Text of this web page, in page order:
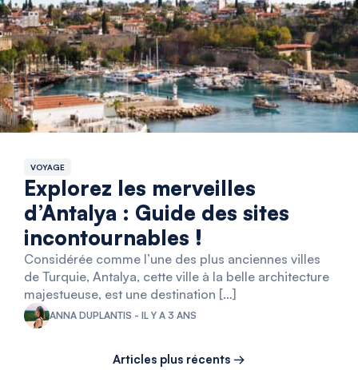
VOYAGE
Explorez les merveilles
d’Antalya : Guide des sites
incontournables !
Considérée comme l’une des plus anciennes villes
de Turquie, Antalya, cette ville à la belle architecture
majestueuse, est une destination […]
ANNA DUPLANTIS - IL Y A 3 ANS
Articles plus récents →